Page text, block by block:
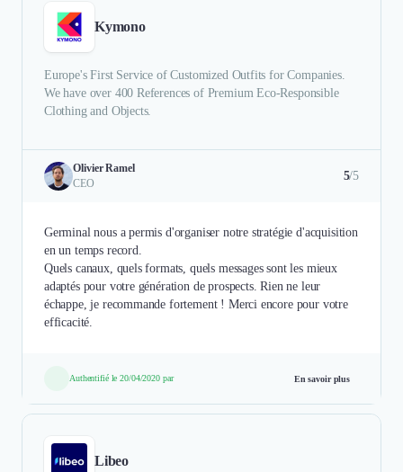
Kymono
Europe's First Service of Customized Outfits for Companies.
We have over 400 References of Premium Eco-Responsible
Clothing and Objects.
Olivier Ramel
CEO
5/5
Germinal nous a permis d'organiser notre stratégie d'acquisition
en un temps record.
Quels canaux, quels formats, quels messages sont les mieux
adaptés pour votre génération de prospects. Rien ne leur
échappe, je recommande fortement ! Merci encore pour votre
efficacité.
Authentifié le 20/04/2020 par En savoir plus
Libeo